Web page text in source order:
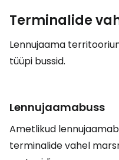
Terminalide
Lennujaama
tüüpi bussid.
Lennujaamabuss
Ametlikud
terminalide vahel